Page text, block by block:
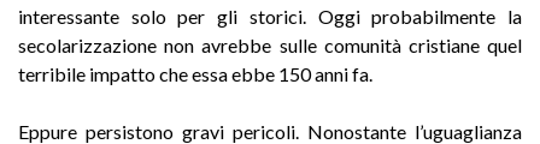
interessante solo per gli storici. Oggi probabilmente la
secolarizzazione non avrebbe sulle comunità cristiane quel
terribile impatto che essa ebbe 150 anni fa.
Eppure persistono gravi pericoli. Nonostante l’uguaglianza